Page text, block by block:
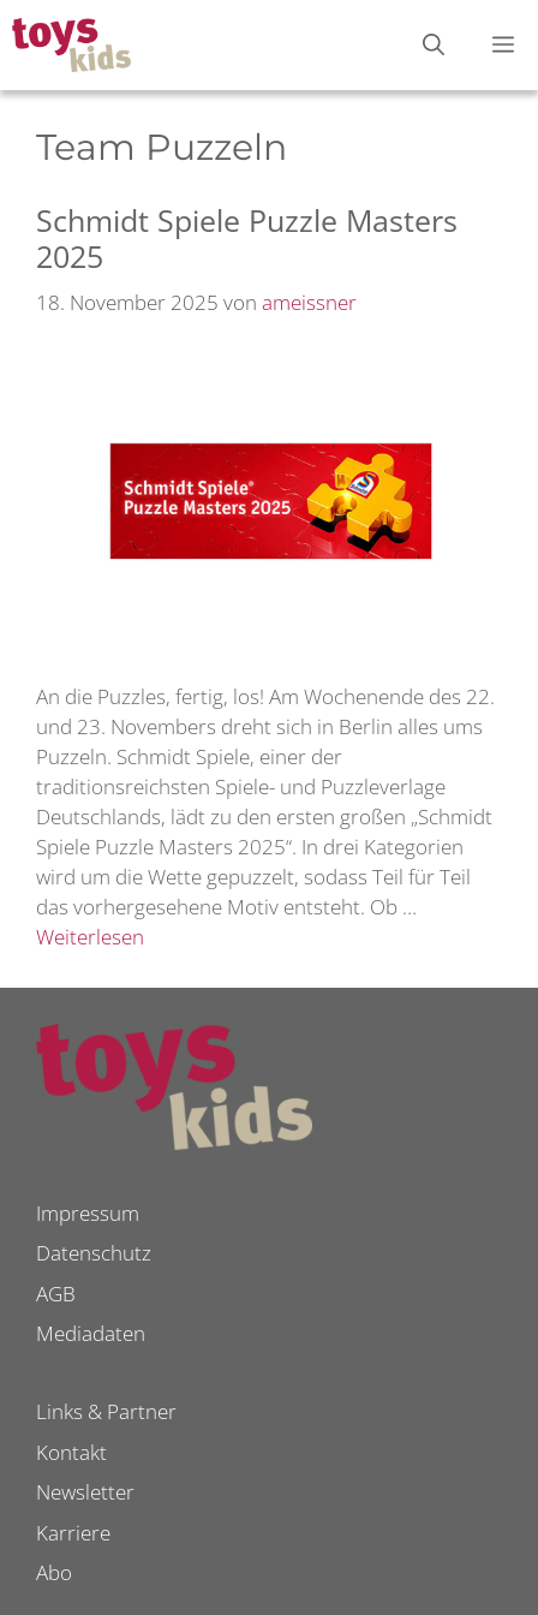
Zum
Inhalt
springen
Team Puzzeln
Schmidt Spiele Puzzle Masters
2025
18. November 2025 von ameissner
An die Puzzles, fertig, los! Am Wochenende des 22.
und 23. Novembers dreht sich in Berlin alles ums
Puzzeln. Schmidt Spiele, einer der
traditionsreichsten Spiele- und Puzzleverlage
Deutschlands, lädt zu den ersten großen „Schmidt
Spiele Puzzle Masters 2025“. In drei Kategorien
wird um die Wette gepuzzelt, sodass Teil für Teil
das vorhergesehene Motiv entsteht. Ob …
Weiterlesen
Impressum
Datenschutz
AGB
Mediadaten
Links & Partner
Kontakt
Newsletter
Karriere
Abo